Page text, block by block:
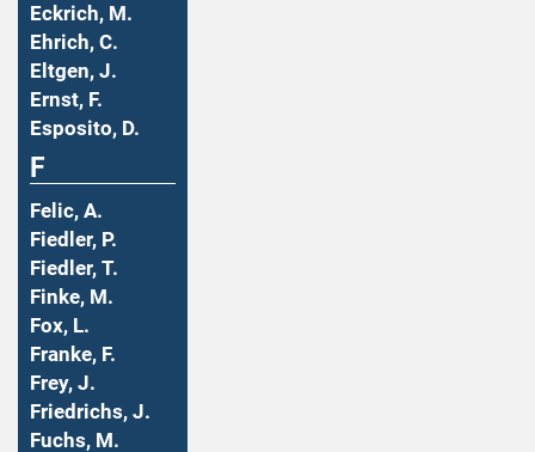
Eckrich, M.
Ehrich, C.
Eltgen, J.
Ernst, F.
Esposito, D.
F
Felic, A.
Fiedler, P.
Fiedler, T.
Finke, M.
Fox, L.
Franke, F.
Frey, J.
Friedrichs, J.
Fuchs, M.